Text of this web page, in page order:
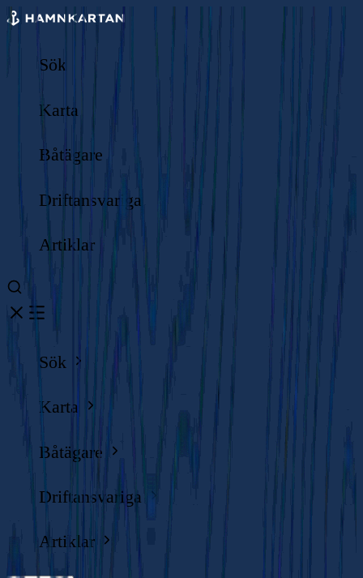
Sök
Karta
Båtägare
Driftansvariga
Artiklar
Sök
Karta
Båtägare
Driftansvariga
Artiklar